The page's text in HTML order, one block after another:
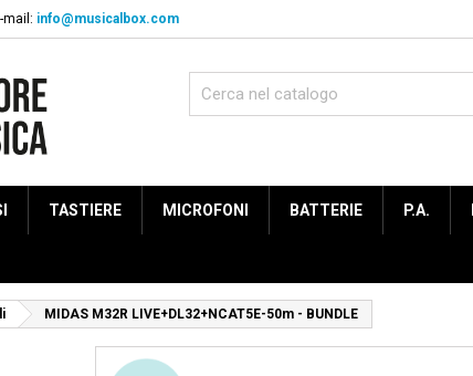
mail: info@musicalbox.com
TASTIERE MICROFONI BATTERIE P.A.
MIDAS M32R LIVE+DL32+NCAT5E-50m - BUNDLE